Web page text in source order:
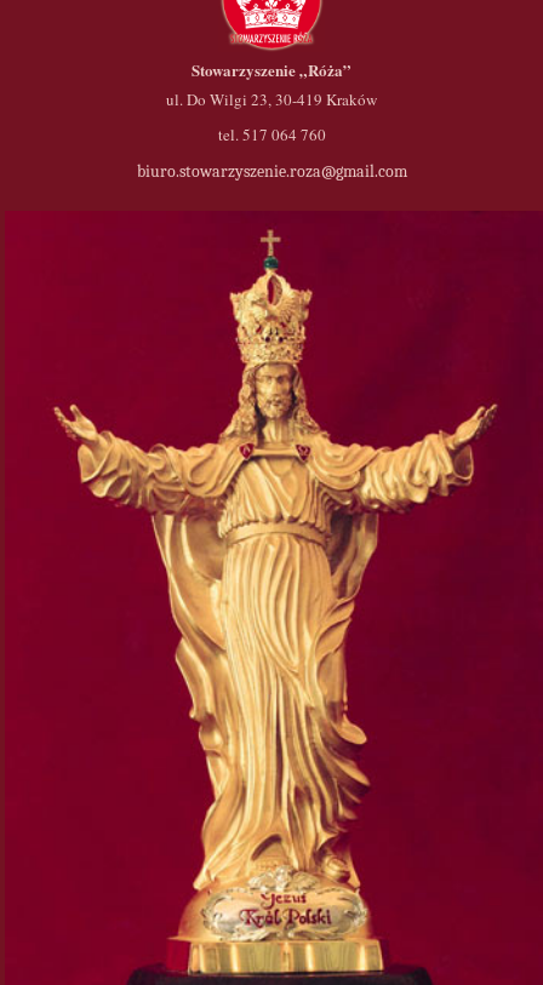
Stowarzyszenie„Róża”
ul. Do Wilgi 23, 30-419 Kraków
tel. 517 064 760
biuro.stowarzyszenie.roza@gmail.com